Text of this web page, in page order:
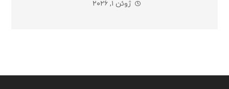
ژوئن ۱, ۲۰۲۶